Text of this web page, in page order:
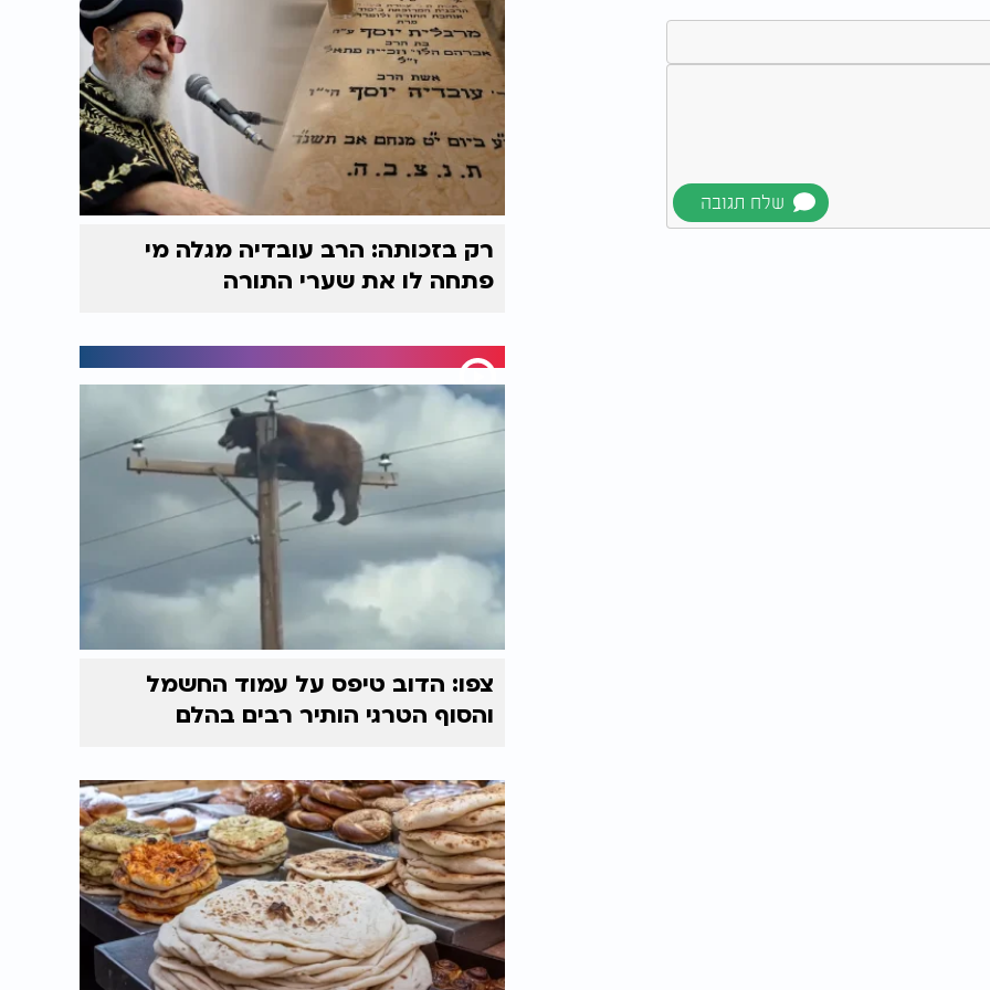
של דור גירוש ספרד, ונקבר לידו, ואף בכך
ואיטליה, ספרד והגולה. דמותו של המהר"י
באיטליה, להנהיג קהילה בתקופה מאתגרת,
רק בזכותה: הרב עובדיה מגלה מי
פתחה לו את שערי התורה
צפו: הדוב טיפס על עמוד החשמל
והסוף הטרגי הותיר רבים בהלם